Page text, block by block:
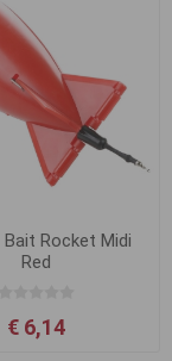
Bait Rocket Midi
Red
€ 6,14